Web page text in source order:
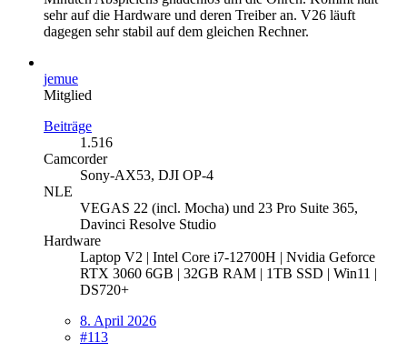
sehr auf die Hardware und deren Treiber an. V26 läuft
dagegen sehr stabil auf dem gleichen Rechner.
jemue
Mitglied
Beiträge
1.516
Camcorder
Sony-AX53, DJI OP-4
NLE
VEGAS 22 (incl. Mocha) und 23 Pro Suite 365,
Davinci Resolve Studio
Hardware
Laptop V2 | Intel Core i7-12700H | Nvidia Geforce
RTX 3060 6GB | 32GB RAM | 1TB SSD | Win11 |
DS720+
8. April 2026
#113